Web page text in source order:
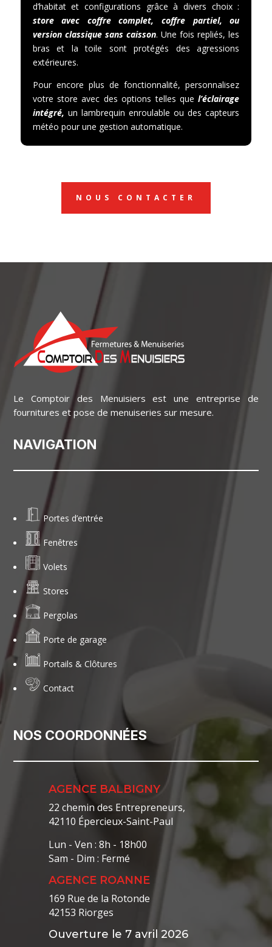
d’habitat et configurations grâce à divers choix :
store avec coffre complet, coffre partiel, ou
version classique sans caisson. Une fois repliés, les
bras et la toile sont protégés des agressions
extérieures.
Pour encore plus de fonctionnalité, personnalisez
votre store avec des options telles quel’éclairage
intégré, un lambrequin enroulable ou des capteurs
météo pour une gestion automatique.
NOUS CONTACTER
Le Comptoir des Menuisiers est une entreprise de
fournitures et pose de menuiseries sur mesure.
NAVIGATION
Portes d’entrée
Fenêtres
Volets
Stores
Pergolas
Porte de garage
Portails & Clôtures
Contact
NOS COORDONNÉES
AGENCE BALBIGNY
22 chemin des Entrepreneurs,
42110 Épercieux-Saint-Paul
Lun - Ven : 8h - 18h00
Sam - Dim : Fermé
AGENCE ROANNE
169 Rue de la Rotonde
42153 Riorges
Ouverture le 7 avril 2026